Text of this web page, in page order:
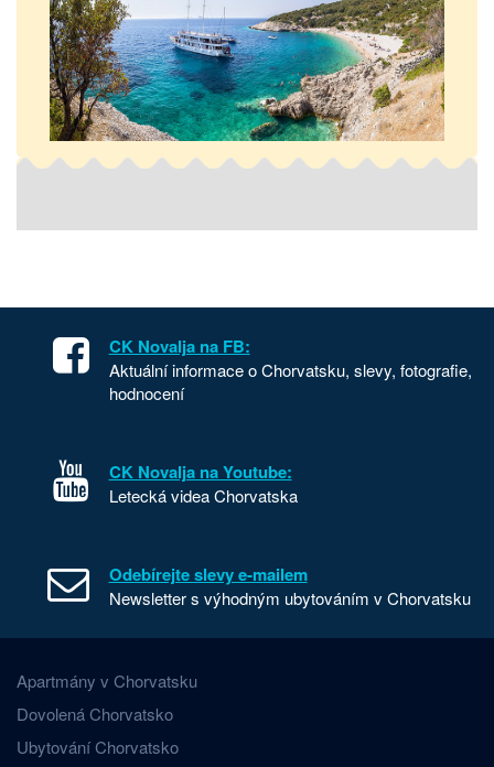
CK Novalja na FB:
Aktuální informace o Chorvatsku, slevy, fotografie,
hodnocení
CK Novalja na Youtube:
Letecká videa Chorvatska
Odebírejte slevy e-mailem
Newsletter s výhodným ubytováním v Chorvatsku
Apartmány v Chorvatsku
Dovolená Chorvatsko
Ubytování Chorvatsko